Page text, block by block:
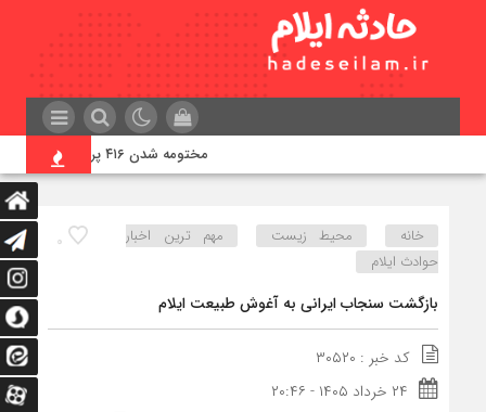
مختومه شدن ۴۱۶ پرونده در هیئت‌های صلح ایلام
۰ خانه محیط زیست
مهم ترین اخبار
حوادث ایلام
بازگشت سنجاب ایرانی به آغوش طبیعت ایلام
کد خبر : ۳۰۵۲۰
۲۴ خرداد ۱۴۰۵ - ۲۰:۴۶